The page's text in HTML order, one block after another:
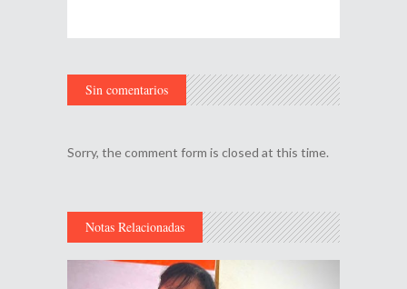
Sin comentarios
Sorry, the comment form is closed at this time.
Notas Relacionadas